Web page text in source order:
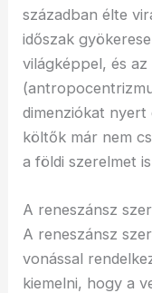
században élte
időszak
világképpel, és
dimenziókat
költők már nem
a földi szerelmet
A reneszánsz
A reneszánsz
vonással
kiemelni, hogy a